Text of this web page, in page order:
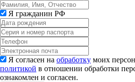
Я гражданин РФ
Я согласен на обработку моих
политикой в отношении обработки
ознакомлен и согласен.